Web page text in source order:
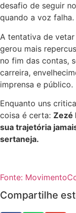
desafio de seguir
quando a voz falha.
A tentativa de
gerou mais
no fim das contas,
carreira,
imprensa e público.
Enquanto uns
coisa é certa: Zezé
sua trajetória
sertaneja.
Fonte:
Compartilhe